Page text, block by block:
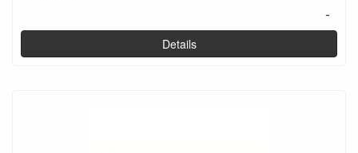
-
Details